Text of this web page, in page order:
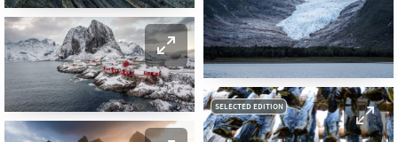
SELECTED EDITION